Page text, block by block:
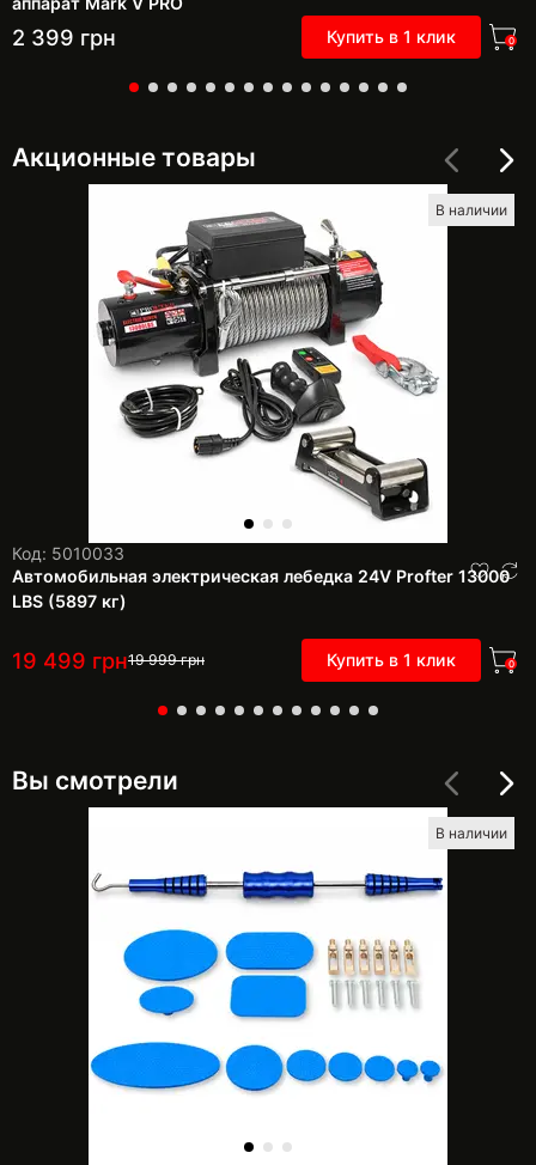
2 399 грн Купить в 1 клик 0
Акционные товары
В наличии
Код: 5010033
Автомобильная электрическая лебедка 24V Profter 13000
LBS (5897 кг)
19 499 грн19 999грн Купить в 1 клик 0
Вы смотрели
В наличии